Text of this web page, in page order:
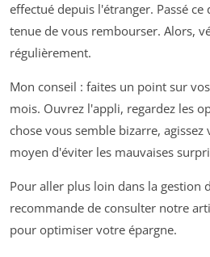
effectué depuis l'étranger. Passé
tenue de vous rembourser. Alors,
régulièrement.
Mon conseil : faites un point sur
mois. Ouvrez l'appli, regardez les
chose vous semble bizarre,
moyen d'éviter les mauvaises
Pour aller plus loin dans la gestion
recommande de consulter notre
pour optimiser votre épargne.